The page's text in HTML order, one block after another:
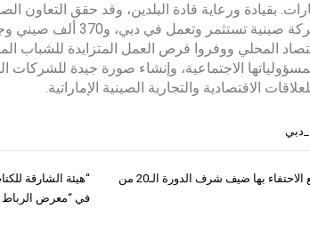
بقيادة ورعاية قادة البلدين، وقد حقق التعاون
ويوجد الآن أكثر من 8000
المحلي ووفروا فرص العمل المتزايدة
الاجتماعية، وإنشاء صورة جيدة للشركات
الاقتصادية والتجارية الصينية الإماراتية.
“هيئة الشارقة
في “معرض الرباط
الشارقة تتصدر المشهد اليوناني مع الاحتفاء بها ضيف شرف الدورة الـ20 من